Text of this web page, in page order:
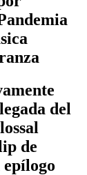
del
de